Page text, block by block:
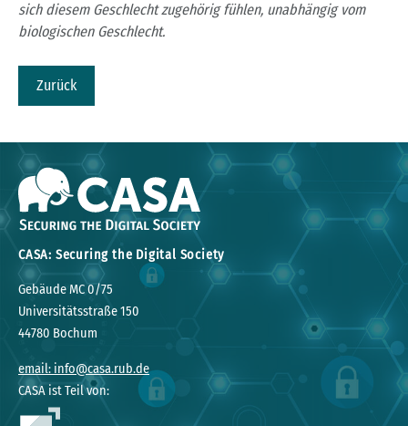
sich diesem Geschlecht zugehörig fühlen, unabhängig vom
biologischen Geschlecht.
Zurück
CASA: Securing the Digital Society
Gebäude MC 0/75
Universitätsstraße 150
44780 Bochum
email: info@casa.rub.de
CASA ist Teil von: